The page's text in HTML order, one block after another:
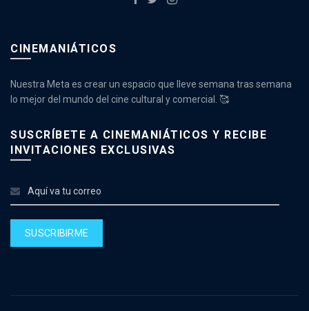
CINEMANIÁTICOS
Nuestra Meta es crear un espacio que lleve semana tras semana
lo mejor del mundo del cine cultural y comercial. 🥰
SUSCRÍBETE A CINEMANIÁTICOS Y RECIBE
INVITACIONES EXCLUSIVAS